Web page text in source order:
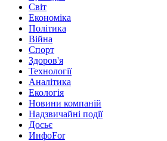
Світ
Економіка
Політика
Війна
Спорт
Здоров'я
Технології
Аналітика
Екологія
Новини компаній
Надзвичайні події
Досьє
ИнфоFor